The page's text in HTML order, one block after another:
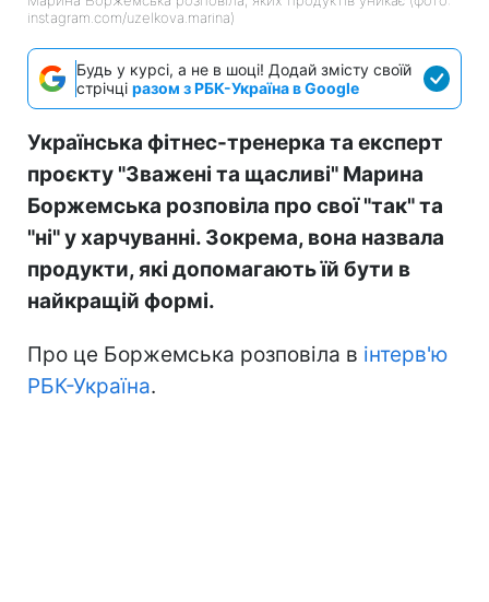
instagram.com/uzelkova.marina)
Будь у курсі, а не в шоці! Додай змісту своїй
стрічці разом з РБК-Україна в Google
Українська фітнес-тренерка та експерт
проєкту "Зважені та щасливі" Марина
Боржемська розповіла про свої "так" та
"ні" у харчуванні. Зокрема, вона назвала
продукти, які допомагають їй бути в
найкращій формі.
Про це Боржемська розповіла в інтерв'ю
РБК-Україна.